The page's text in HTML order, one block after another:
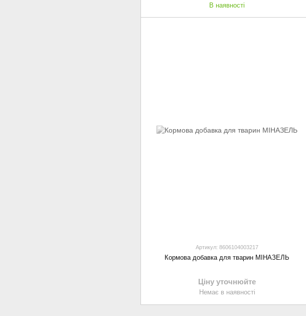
В наявності
Артикул: 8606104003217
Кормова добавка для тварин МІНАЗЕЛЬ
Ціну уточнюйте
Немає в наявності